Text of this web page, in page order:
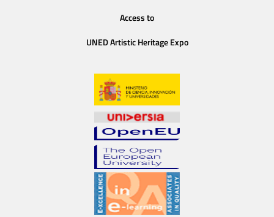
Access to
UNED Artistic Heritage Expo